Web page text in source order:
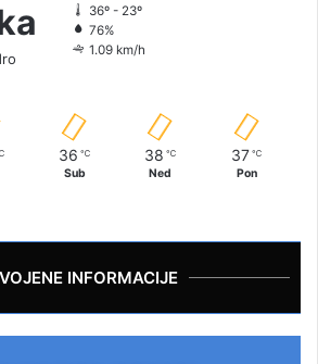
36º - 23º
76%
1.09 km/h
36 ℃
Sub
38 ℃
Ned
37 ℃
Pon
INFORMACIJE